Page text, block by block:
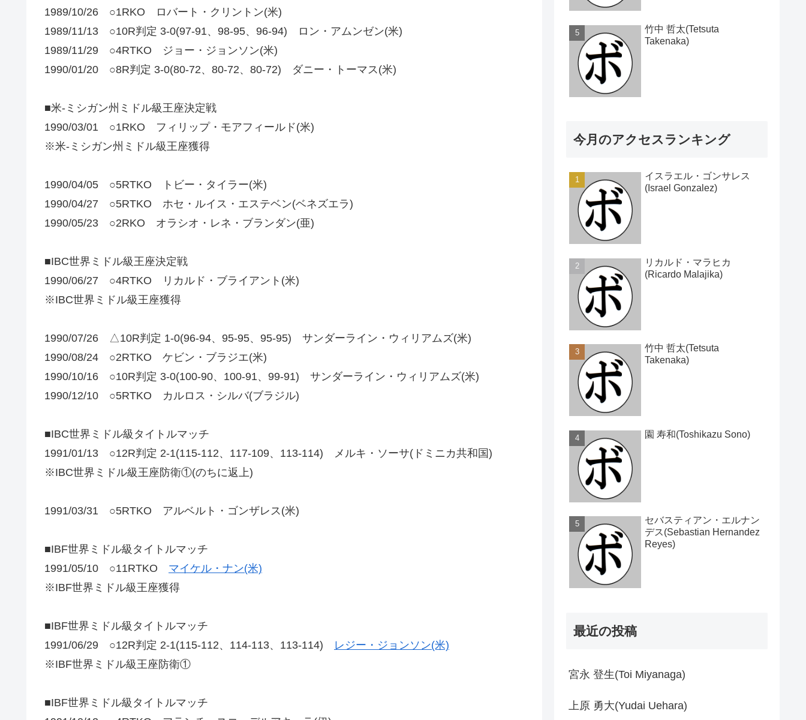
1989/10/26 ○1RKO ロバート・クリントン(米)
1989/11/13 ○10R判定 3-0(97-91、98-95、96-94) ロン・アムンゼン(米)
1989/11/29 ○4RTKO ジョー・ジョンソン(米)
1990/01/20 ○8R判定 3-0(80-72、80-72、80-72) ダニー・トーマス(米)
■米-ミシガン州ミドル級王座決定戦
1990/03/01 ○1RKO フィリップ・モアフィールド(米)
※米-ミシガン州ミドル級王座獲得
1990/04/05 ○5RTKO トビー・タイラー(米)
1990/04/27 ○5RTKO ホセ・ルイス・エステベン(ベネズエラ)
1990/05/23 ○2RKO オラシオ・レネ・ブランダン(亜)
■IBC世界ミドル級王座決定戦
1990/06/27 ○4RTKO リカルド・ブライアント(米)
※IBC世界ミドル級王座獲得
1990/07/26 △10R判定 1-0(96-94、95-95、95-95) サンダーライン・ウィリアムズ(米)
1990/08/24 ○2RTKO ケビン・ブラジエ(米)
1990/10/16 ○10R判定 3-0(100-90、100-91、99-91) サンダーライン・ウィリアムズ(米)
1990/12/10 ○5RTKO カルロス・シルバ(ブラジル)
■IBC世界ミドル級タイトルマッチ
1991/01/13 ○12R判定 2-1(115-112、117-109、113-114) メルキ・ソーサ(ドミニカ共和国)
※IBC世界ミドル級王座防衛①(のちに返上)
1991/03/31 ○5RTKO アルベルト・ゴンザレス(米)
■IBF世界ミドル級タイトルマッチ
1991/05/10 ○11RTKO マイケル・ナン(米)
※IBF世界ミドル級王座獲得
■IBF世界ミドル級タイトルマッチ
1991/06/29 ○12R判定 2-1(115-112、114-113、113-114) レジー・ジョンソン(米)
※IBF世界ミドル級王座防衛①
■IBF世界ミドル級タイトルマッチ
竹中 哲太(Tetsuta
Takenaka)
今月のアクセスランキング
イスラエル・ゴンサレス
(Israel Gonzalez)
リカルド・マラヒカ
(Ricardo Malajika)
竹中 哲太(Tetsuta
Takenaka)
園 寿和(Toshikazu Sono)
セバスティアン・エルナン
デス(Sebastian Hernandez
Reyes)
最近の投稿
宮永 登生(Toi Miyanaga)
上原 勇大(Yudai Uehara)